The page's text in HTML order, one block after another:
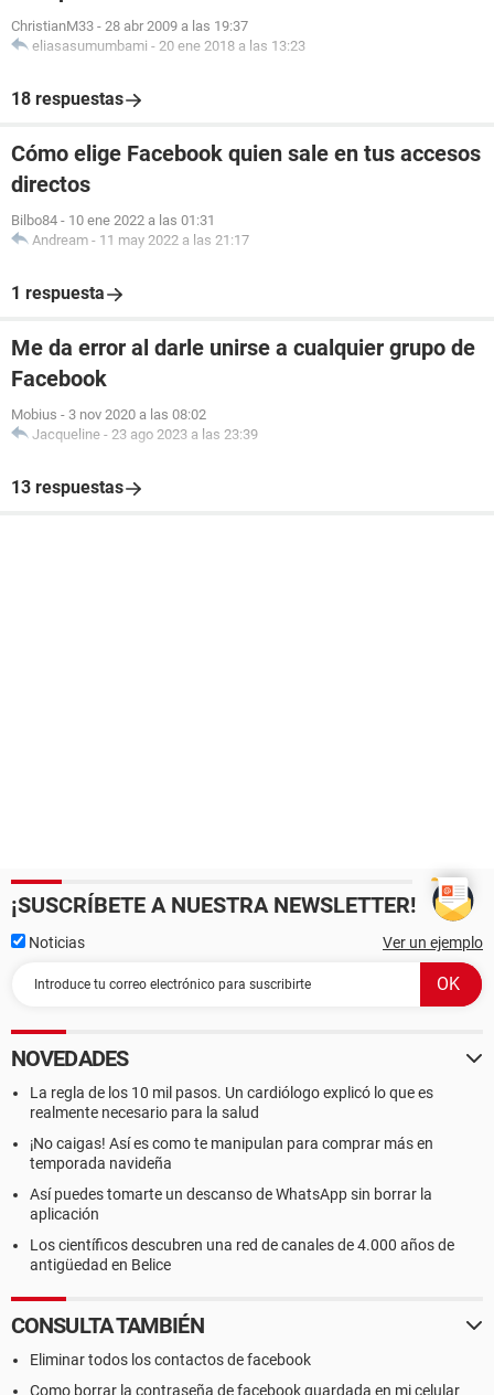
ChristianM33 - 28 abr 2009 a las 19:37
eliasasumumbami - 20 ene 2018 a las 13:23
18 respuestas
Cómo elige Facebook quien sale en tus accesos
directos
Bilbo84 - 10 ene 2022 a las 01:31
Andream - 11 may 2022 a las 21:17
1 respuesta
Me da error al darle unirse a cualquier grupo de
Facebook
Mobius - 3 nov 2020 a las 08:02
Jacqueline - 23 ago 2023 a las 23:39
13 respuestas
¡SUSCRÍBETE A NUESTRA NEWSLETTER!
Noticias Ver un ejemplo
NOVEDADES
La regla de los 10 mil pasos. Un cardiólogo explicó lo que es
realmente necesario para la salud
¡No caigas! Así es como te manipulan para comprar más en
temporada navideña
Así puedes tomarte un descanso de WhatsApp sin borrar la
aplicación
Los científicos descubren una red de canales de 4.000 años de
antigüedad en Belice
CONSULTA TAMBIÉN
Eliminar todos los contactos de facebook
Como borrar la contraseña de facebook guardada en mi celular